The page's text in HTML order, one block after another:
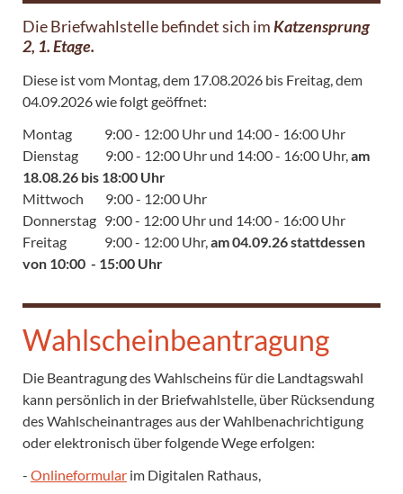
Die Briefwahlstelle befindet sich imKatzensprung
2, 1. Etage.
Diese ist vom Montag, dem 17.08.2026 bis Freitag, dem
04.09.2026 wie folgt geöffnet:
Montag 9:00 - 12:00 Uhr und 14:00 - 16:00 Uhr
Dienstag 9:00 - 12:00 Uhr und 14:00 - 16:00 Uhr, am
18.08.26 bis 18:00 Uhr
Mittwoch 9:00 - 12:00 Uhr
Donnerstag 9:00 - 12:00 Uhr und 14:00 - 16:00 Uhr
Freitag 9:00 - 12:00 Uhr, am 04.09.26 stattdessen
von 10:00 - 15:00 Uhr
Wahlscheinbeantragung
Die Beantragung des Wahlscheins für die Landtagswahl
kann persönlich in der Briefwahlstelle, über Rücksendung
des Wahlscheinantrages aus der Wahlbenachrichtigung
oder elektronisch über folgende Wege erfolgen:
- Onlineformular im Digitalen Rathaus,